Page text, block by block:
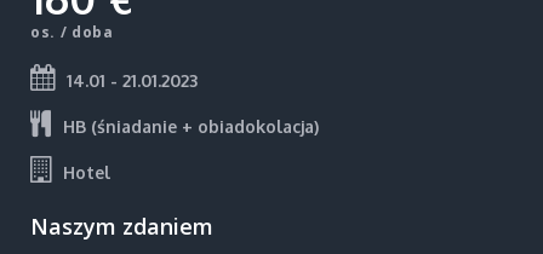
os. / doba
14.01 - 21.01.2023
HB (śniadanie + obiadokolacja)
Hotel
Naszym zdaniem